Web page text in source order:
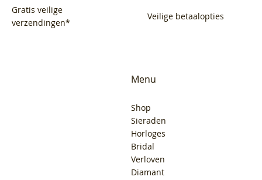
Gratis veilige
verzendingen*
Veilige betaalopties
Menu
Shop
Sieraden
Horloges
Bridal
Verloven
Diamant